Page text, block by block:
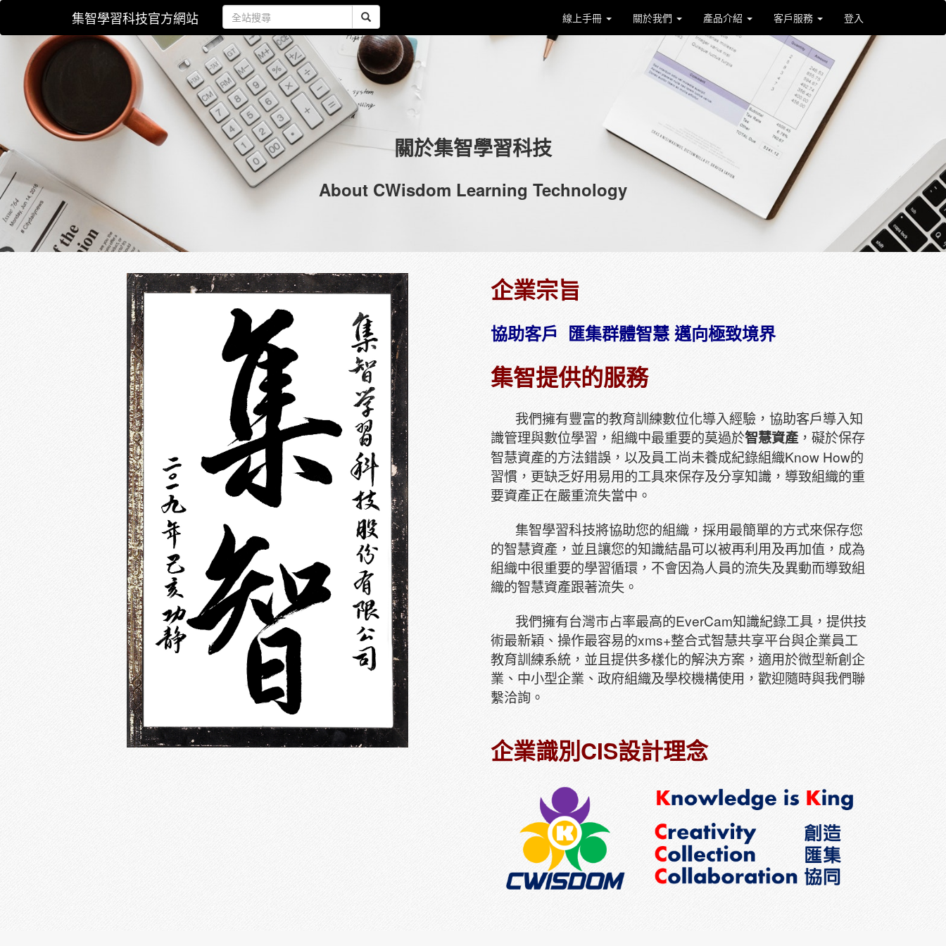
集智學習科技官方網站 線上手冊 關於我們 產品介紹 客戶服務 登入
關於集智學習科技
About CWisdom Learning Technology
企業宗旨
協助客戶 匯集群體智慧 邁向極致境界
集智提供的服務
我們擁有豐富的教育訓練數位化導入經驗，協助客戶導入知
識管理與數位學習，組織中最重要的莫過於智慧資產 ，礙於保存
智慧資產的方法錯誤，以及員工尚未養成紀錄組織Know How的
習慣，更缺乏好用易用的工具來保存及分享知識，導致組織的重
要資產正在嚴重流失當中。
集智學習科技將協助您的組織，採用最簡單的方式來保存您
的智慧資產，並且讓您的知識結晶可以被再利用及再加值，成為
組織中很重要的學習循環，不會因為人員的流失及異動而導致組
織的智慧資產跟著流失。
我們擁有台灣市占率最高的EverCam知識紀錄工具，提供技
術最新穎、操作最容易的xms+整合式智慧共享平台與企業員工
教育訓練系統，並且提供多樣化的解決方案，適用於微型新創企
業、中小型企業、政府組織及學校機構使用，歡迎隨時與我們聯
繫洽詢。
企業識別CIS設計理念